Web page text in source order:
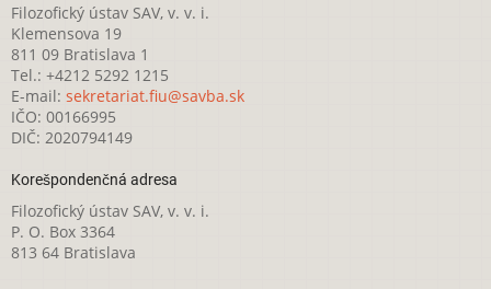
Filozofický ústav SAV, v. v. i.
Klemensova 19
811 09 Bratislava 1
Tel.: +4212 5292 1215
E-mail: sekretariat.fiu@savba.sk
IČO: 00166995
DIČ: 2020794149
Korešpondenčná adresa
Filozofický ústav SAV, v. v. i.
P. O. Box 3364
813 64 Bratislava